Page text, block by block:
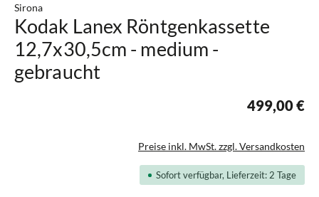
Sirona
Kodak Lanex Röntgenkassette
12,7x30,5cm - medium -
gebraucht
499,00 €
Preise inkl. MwSt. zzgl. Versandkosten
Sofort verfügbar, Lieferzeit: 2 Tage